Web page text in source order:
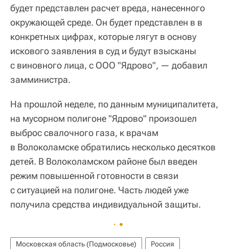
будет представлен расчет вреда, нанесенного
окружающей среде. Он будет представлен в в
конкретных цифрах, которые лягут в основу
искового заявления в суд и будут взысканы
с виновного лица, с ООО "Ядрово", — добавил
замминистра.
На прошлой неделе, по данным муниципалитета,
на мусорном полигоне "Ядрово" произошел
выброс свалочного газа, к врачам
в Волоколамске обратились несколько десятков
детей. В Волоколамском районе был введен
режим повышенной готовности в связи
с ситуацией на полигоне. Часть людей уже
получила средства индивидуальной защиты.
Московская область (Подмосковье) Россия